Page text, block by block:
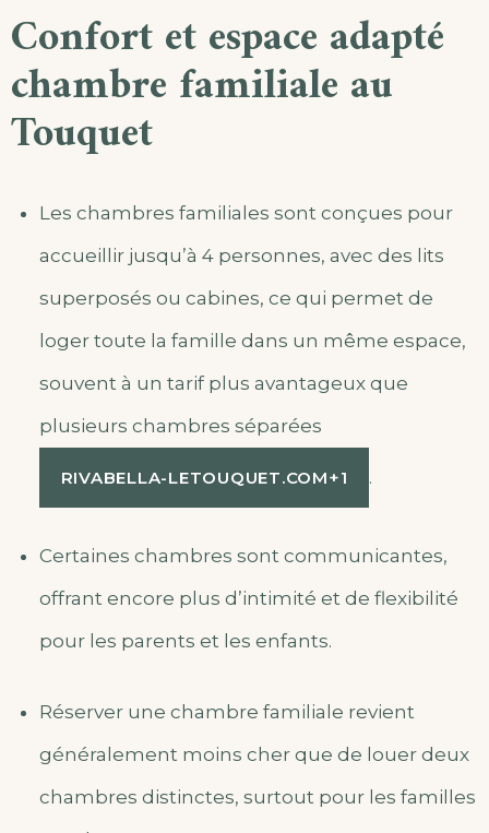
Confort et espace adapté
chambre familiale au
Touquet
Les chambres familiales sont conçues pour
accueillir jusqu’à 4 personnes, avec des lits
superposés ou cabines, ce qui permet de
loger toute la famille dans un même espace,
souvent à un tarif plus avantageux que
plusieurs chambres séparées
RIVABELLA-LETOUQUET.COM+1 .
Certaines chambres sont communicantes,
offrant encore plus d’intimité et de flexibilité
pour les parents et les enfants.
Réserver une chambre familiale revient
généralement moins cher que de louer deux
chambres distinctes, surtout pour les familles